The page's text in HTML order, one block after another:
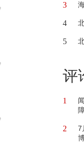
3
4
5
评
1
2
7